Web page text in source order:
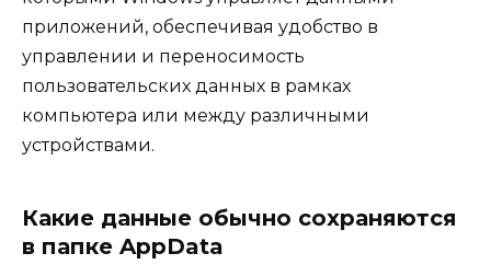
приложений, обеспечивая удобство в
управлении и переносимость
пользовательских данных в рамках
компьютера или между различными
устройствами.
Какие данные обычно сохраняются
в папке AppData